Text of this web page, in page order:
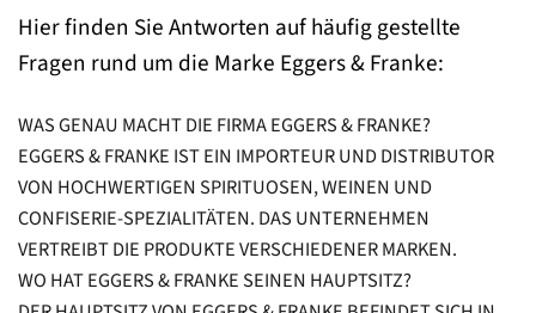
Hier finden Sie Antworten auf häufig gestellte
Fragen rund um die Marke Eggers & Franke:
WAS GENAU MACHT DIE FIRMA EGGERS & FRANKE?
EGGERS & FRANKE IST EIN IMPORTEUR UND DISTRIBUTOR
VON HOCHWERTIGEN SPIRITUOSEN, WEINEN UND
CONFISERIE-SPEZIALITÄTEN. DAS UNTERNEHMEN
VERTREIBT DIE PRODUKTE VERSCHIEDENER MARKEN.
WO HAT EGGERS & FRANKE SEINEN HAUPTSITZ?